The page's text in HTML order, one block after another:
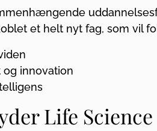
et helt nyt fag, som vil
og innovation
Life Science